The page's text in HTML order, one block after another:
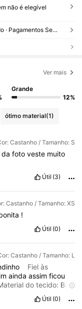
não é elegível
Reenviar se o item estiver perdido/danificado · Pagamentos Seguros · Proteção de privacidade
Ver mais
Grande
12%
ótimo material(1)
Castanho / Tamanho: S
da foto veste muito
Útil (3)
Castanho / Tamanho: XS
!
Útil (0)
Castanho / Tamanho: L
Fiel às
aindaassimficou
do tecido: Bom
Útil (0)